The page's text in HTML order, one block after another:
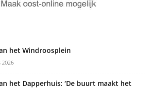
het Windroosplein
2026
het Dapperhuis: ‘De buurt maakt het